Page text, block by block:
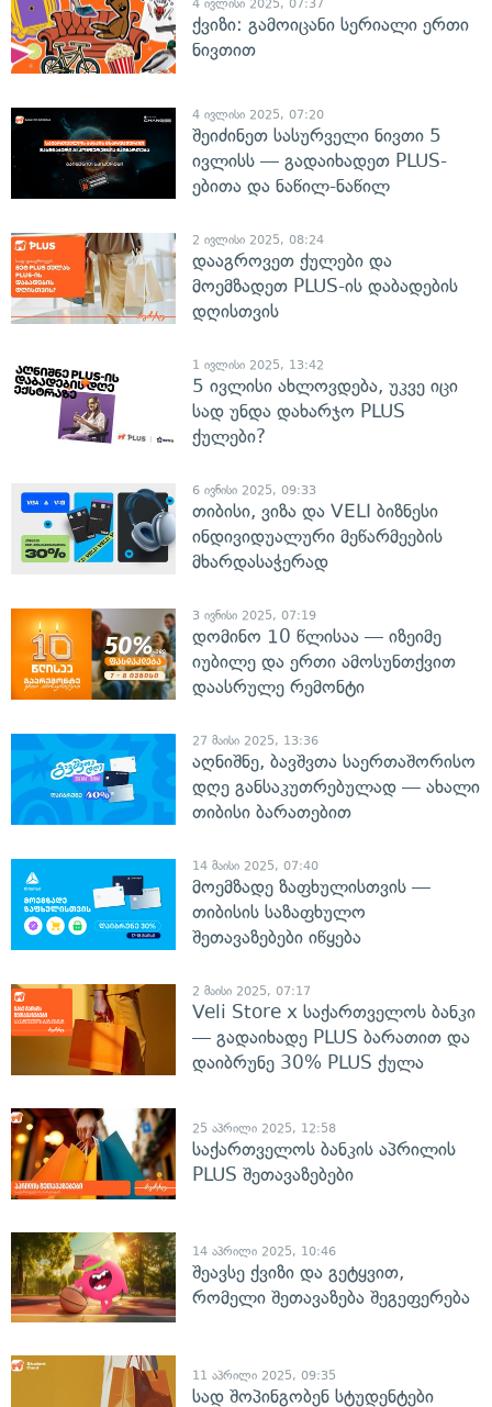
4 ივლისი 2025, 07:37
ქვიზი: გამოიცანი სერიალი ერთი
ნივთით
4 ივლისი 2025, 07:20
შეიძინეთ სასურველი ნივთი 5
ივლისს — გადაიხადეთ PLUS-
ებითა და ნაწილ-ნაწილ
2 ივლისი 2025, 08:24
დააგროვეთ ქულები და
მოემზადეთ PLUS-ის დაბადების
დღისთვის
1 ივლისი 2025, 13:42
5 ივლისი ახლოვდება, უკვე იცი
სად უნდა დახარჯო PLUS
ქულები?
6 ივნისი 2025, 09:33
თიბისი, ვიზა და VELI ბიზნესი
ინდივიდუალური მეწარმეების
მხარდასაჭერად
3 ივნისი 2025, 07:19
დომინო 10 წლისაა — იზეიმე
იუბილე და ერთი ამოსუნთქვით
დაასრულე რემონტი
27 მაისი 2025, 13:36
აღნიშნე, ბავშვთა საერთაშორისო
დღე განსაკუთრებულად — ახალი
თიბისი ბარათებით
14 მაისი 2025, 07:40
მოემზადე ზაფხულისთვის —
თიბისის საზაფხულო
შეთავაზებები იწყება
2 მაისი 2025, 07:17
Veli Store x საქართველოს ბანკი
— გადაიხადე PLUS ბარათით და
დაიბრუნე 30% PLUS ქულა
25 აპრილი 2025, 12:58
საქართველოს ბანკის აპრილის
PLUS შეთავაზებები
14 აპრილი 2025, 10:46
შეავსე ქვიზი და გეტყვით,
რომელი შეთავაზება შეგეფერება
11 აპრილი 2025, 09:35
სად შოპინგობენ სტუდენტები